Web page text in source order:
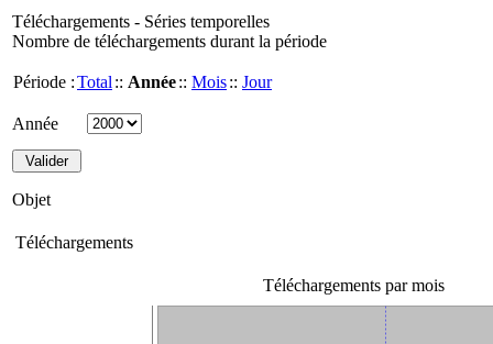
Téléchargements - Séries temporelles
Nombre de téléchargements durant la période
Période :Total :: Année:: Mois:: Jour
Année
Objet
Téléchargements
Téléchargements par mois